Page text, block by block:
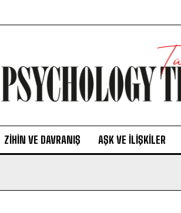
ZIHIN VE DAVRANIŞ AŞK VE İLIŞKILER